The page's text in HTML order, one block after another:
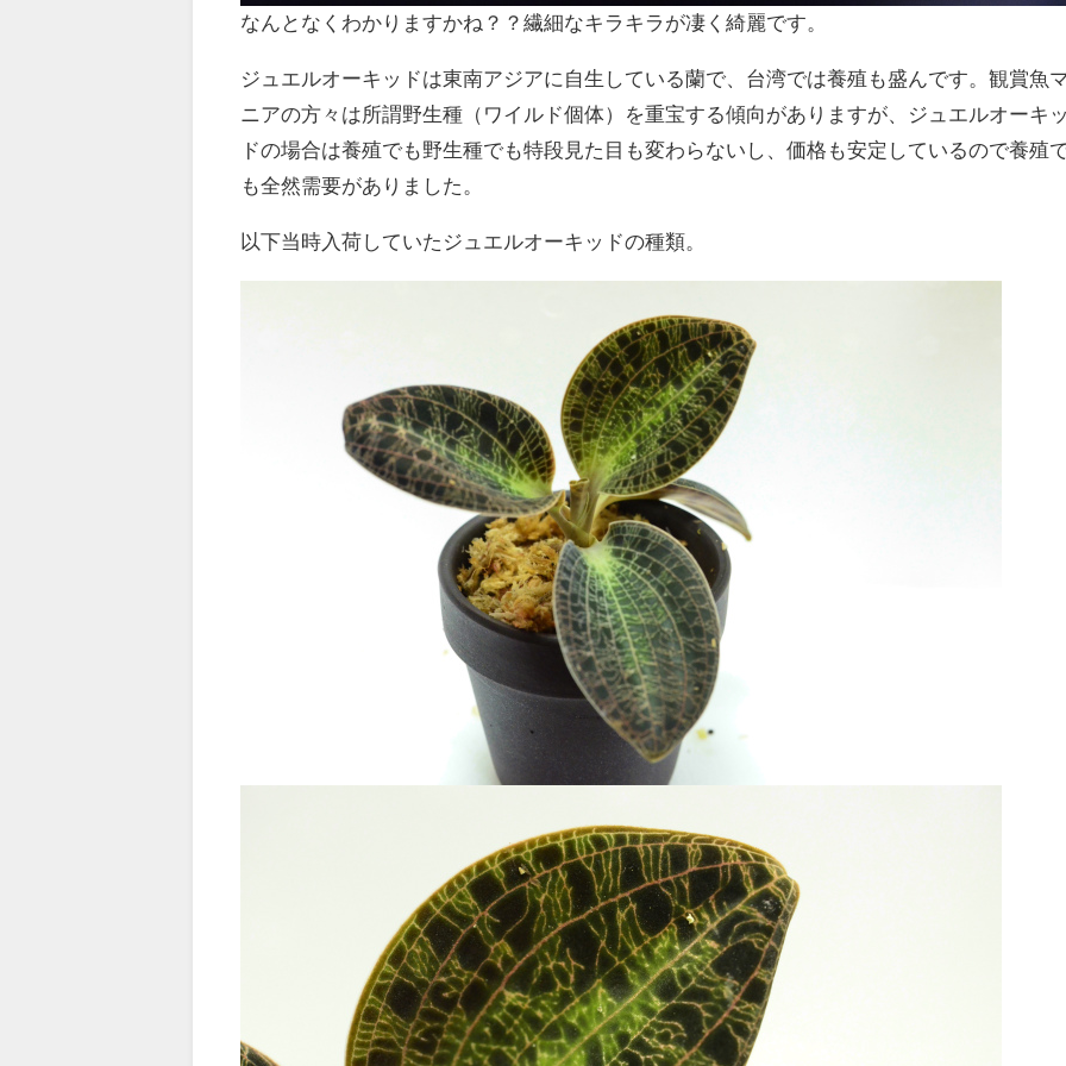
なんとなくわかりますかね？？繊細なキラキラが凄く綺麗です。
ジュエルオーキッドは東南アジアに自生している蘭で、台湾では養殖も盛んです。観賞魚
ニアの方々は所謂野生種（ワイルド個体）を重宝する傾向がありますが、ジュエルオーキッ
ドの場合は養殖でも野生種でも特段見た目も変わらないし、価格も安定しているので養殖
も全然需要がありました。
以下当時入荷していたジュエルオーキッドの種類。